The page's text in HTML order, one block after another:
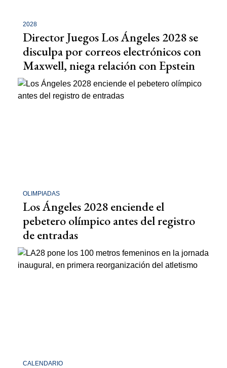
2028
Director Juegos Los Ángeles 2028 se
disculpa por correos electrónicos con
Maxwell, niega relación con Epstein
OLIMPIADAS
Los Ángeles 2028 enciende el
pebetero olímpico antes del registro
de entradas
CALENDARIO